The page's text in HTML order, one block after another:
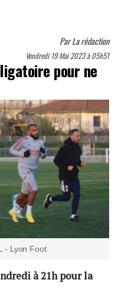
ParLa rédaction
Vendredi 19 Mai 2023 à 05h51
pour ne
- Lyon Foot
à 21h pour la